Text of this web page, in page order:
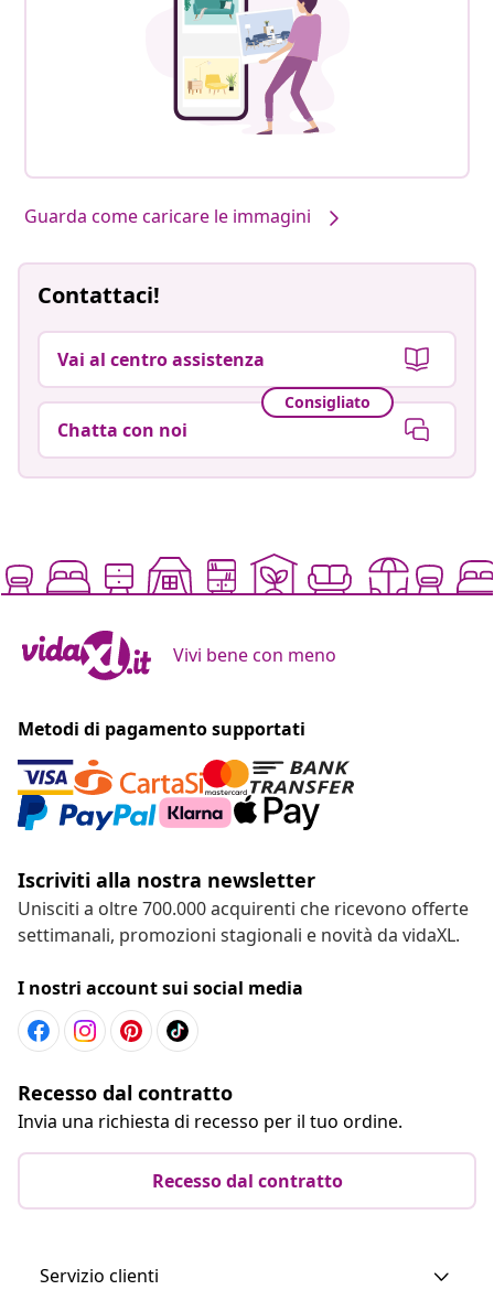
Guarda come caricare le immagini
Contattaci!
Vai al centro assistenza
Consigliato
Chatta con noi
Vivi bene con meno
Metodi di pagamento supportati
Iscriviti alla nostra newsletter
Unisciti a oltre 700.000 acquirenti che ricevono offerte
settimanali, promozioni stagionali e novità da vidaXL.
I nostri account sui social media
Recesso dal contratto
Invia una richiesta di recesso per il tuo ordine.
Recesso dal contratto
Servizio clienti